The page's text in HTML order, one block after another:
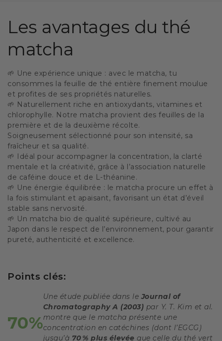
Les avantages du thé
matcha
🌱 Une expérience unique : avec le matcha, tu
consommes la feuille de thé entière finement moulue
et profites de ses propriétés naturelles.
🌱 Naturellement riche en antioxydants, vitamines et
chlorophylle. Notre matcha provient des feuilles de la
première et de la deuxième récolte.
Soigneusement sélectionné pour son intensité, sa
fraîcheur et sa qualité.
🌱 Idéal pour accompagner la concentration, la clarté
mentale et la créativité, grâce à l’association naturelle
de caféine douce et de L-théanine.
🌱 Une énergie équilibrée : le matcha procure un effet à
la fois stimulant et apaisant, favorisant un état d’éveil
stable sans nervosité.
🌱 Un matcha bio de qualité supérieure, cultivé au
Japon dans le respect de l’environnement, pour garantir
pureté, authenticité et excellence.
Points clés:
70%
Une étude publiée dans leJournal of
Chromatography A (2003) par Y. T. Kim et al.
montre que le matcha présente une
concentration en catéchines (dont l’EGCG)
jusqu’à 70 % plus élevée que celle du thé vert